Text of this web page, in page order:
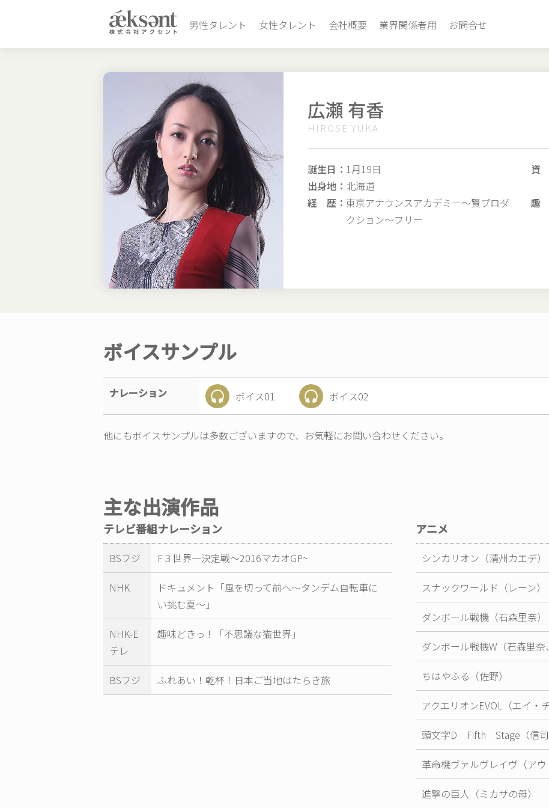
男性タレント 女性タレント 会社概要 業界関係者用 お問合せ
広瀬 有香
HIROSE YUKA
誕生日： 1月19日
出身地： 北海道
経 歴： 東京アナウンスアカデミー〜賢プロダ
クション〜フリー
資
趣
ボイスサンプル
ナレーション ボイス01 ボイス02
他にもボイスサンプルは多数ございますので、お気軽にお問い合わせください。
主な出演作品
テレビ番組ナレーション
BSフジ F３世界一決定戦～2016マカオGP~
NHK
ドキュメント「風を切って前へ～タンデム自転車に
い挑む夏～」
NHK-E
テレ
趣味どきっ！「不思議な猫世界」
BSフジ ふれあい！乾杯！日本ご当地はたらき旅
アニメ
シンカリオン（清州カエデ）
スナックワールド（レーン）
ダンボール戦機（石森里奈）
ダンボール戦機W（石森里奈
ちはやふる（佐野）
アクエリオンEVOL（エイ・チ
頭文字D Fifth Stage（信司
革命機ヴァルヴレイヴ（アウ
進撃の巨人（ミカサの母）